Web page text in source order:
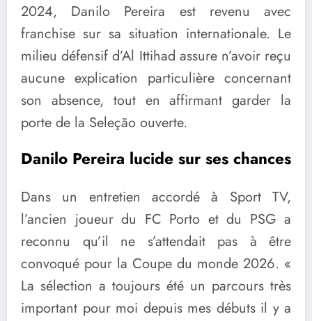
2024, Danilo Pereira est revenu avec
franchise sur sa situation internationale. Le
milieu défensif d’Al Ittihad assure n’avoir reçu
aucune explication particulière concernant
son absence, tout en affirmant garder la
porte de la Seleção ouverte.
Danilo Pereira lucide sur ses chances
Dans un entretien accordé à Sport TV,
l’ancien joueur du FC Porto et du PSG a
reconnu qu’il ne s’attendait pas à être
convoqué pour la Coupe du monde 2026. «
La sélection a toujours été un parcours très
important pour moi depuis mes débuts il y a